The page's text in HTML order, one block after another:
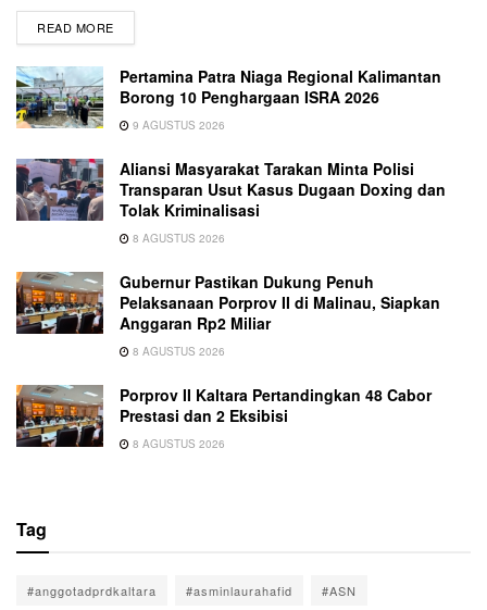
READ MORE
Pertamina Patra Niaga Regional Kalimantan
Borong 10 Penghargaan ISRA 2026
9 AGUSTUS 2026
Aliansi Masyarakat Tarakan Minta Polisi
Transparan Usut Kasus Dugaan Doxing dan
Tolak Kriminalisasi
8 AGUSTUS 2026
Gubernur Pastikan Dukung Penuh
Pelaksanaan Porprov II di Malinau, Siapkan
Anggaran Rp2 Miliar
8 AGUSTUS 2026
Porprov II Kaltara Pertandingkan 48 Cabor
Prestasi dan 2 Eksibisi
8 AGUSTUS 2026
Tag
#anggotadprdkaltara #asminlaurahafid #ASN